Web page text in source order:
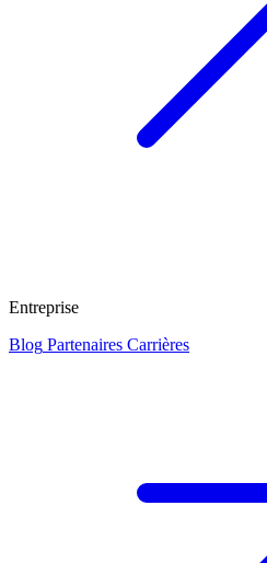
Entreprise
Blog Partenaires Carrières